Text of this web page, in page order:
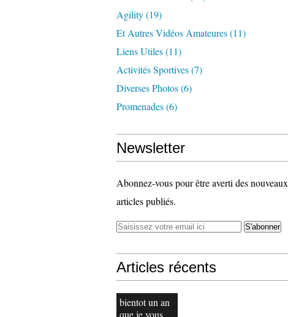
Agility(19)
Et Autres Vidéos Amateures(11)
Liens Utiles(11)
Activités Sportives(7)
Diverses Photos(6)
Promenades(6)
Newsletter
Abonnez-vous pour être averti des nouveaux
articles publiés.
Articles récents
bientot un an
que je vous